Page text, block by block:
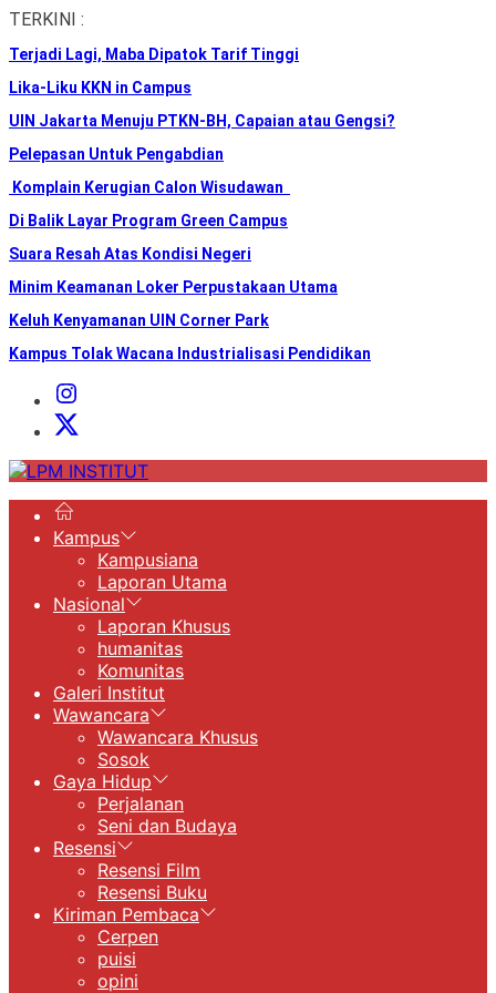
Skip
the
content
TERKINI :
Terjadi Lagi, Maba Dipatok Tarif Tinggi
Lika-Liku KKN in Campus
UIN Jakarta Menuju PTKN-BH, Capaian atau Gengsi?
Pelepasan Untuk Pengabdian
Komplain Kerugian Calon Wisudawan
Di Balik Layar Program Green Campus
Suara Resah Atas Kondisi Negeri
Minim Keamanan Loker Perpustakaan Utama
Keluh Kenyamanan UIN Corner Park
Kampus Tolak Wacana Industrialisasi Pendidikan
Instagram
Institut
X
LPM
Kampus
Kampusiana
Laporan Utama
Nasional
Laporan Khusus
humanitas
Komunitas
Galeri Institut
Wawancara
Wawancara Khusus
Sosok
Gaya Hidup
Perjalanan
Seni dan Budaya
Resensi
Resensi Film
Resensi Buku
Kiriman Pembaca
Cerpen
puisi
opini